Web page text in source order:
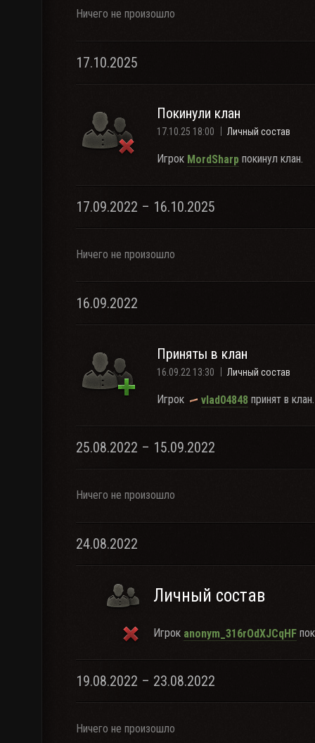
Ничего не произошло
17.10.2025
Покинули клан
17.10.25 18:00 Личный состав
Игрок MordSharp покинул клан.
17.09.2022 – 16.10.2025
Ничего не произошло
16.09.2022
Приняты в клан
16.09.22 13:30 Личный состав
Игрок vlad04848 принят в клан.
25.08.2022 – 15.09.2022
Ничего не произошло
24.08.2022
Личный состав
Игрок anonym_316rOdXJCqHF
19.08.2022 – 23.08.2022
Ничего не произошло